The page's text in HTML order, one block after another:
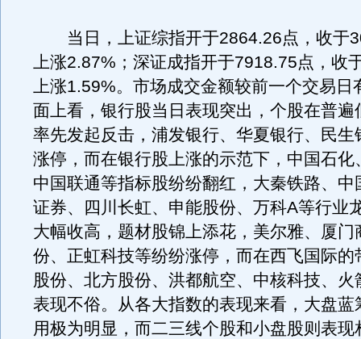
当日，上证综指开于2864.26点，收于
上涨2.87%；深证成指开于7918.75点，收
上涨1.59%。市场成交金额较前一个交易日
面上看，银行股当日表现突出，个股在普遍
率先发起反击，浦发银行、华夏银行、民生
涨停，而在银行股上涨的示范下，中国石化
中国联通等指标股纷纷翻红，大秦铁路、中
证券、四川长虹、申能股份、万科A等行业
大幅收高，题材股锦上添花，美尔雅、厦门
份、正虹科技等纷纷涨停，而在西飞国际的
股份、北方股份、洪都航空、中核科技、火
表现不俗。从各大指数的表现来看，大盘蓝
用极为明显，而二三线个股和小盘股则表现